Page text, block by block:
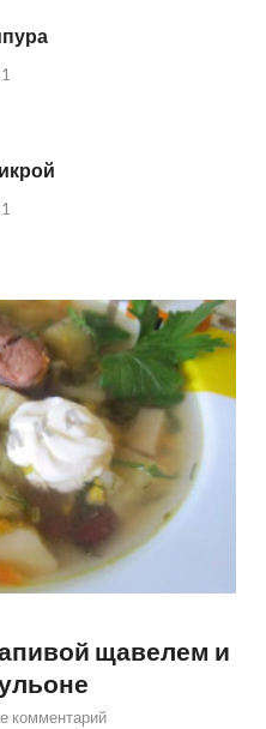
щавелем и
комментарий